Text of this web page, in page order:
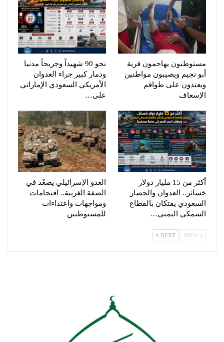
مستوطنون يهاجمون قرية
أبو نجيم ويصيبون مواطنين
ويعتدون على طواقم
الإسعاف
نحو 90 شهيداً وجريحاً مدنيا
ودمار كبير جراء العدوان
الأمريكي السعودي الإماراتي
على…
أكثر من 15 مليار دولار
خسائر.. العدوان والحصار
السعودي يفتكان بالقطاع
السمكي اليمني…
العدو الإسرائيلي يصعّد في
الضفة الغربية.. اقتحامات
ومواجهات واعتداءات
للمستوطنين
NEXT